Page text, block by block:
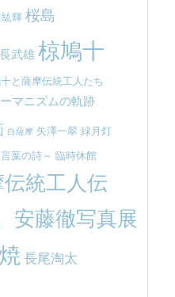
輝 桜島
武雄 椋鳩十
と薩摩伝統工人たち
マニズムの軌跡
白薩摩 矢澤一翠 緑月灯
葉の詩～ 臨時休館
統工人伝
安藤徹写真展
長尾淘太